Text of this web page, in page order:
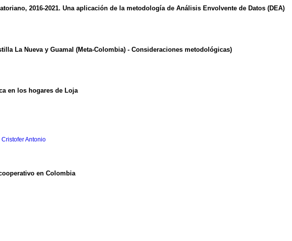
2016-2021. Una aplicación de la metodología de Análisis Envolvente de Datos (DEA)
La Nueva y Guamal (Meta-Colombia) - Consideraciones metodológicas)
en los hogares de Loja
Antonio
en Colombia